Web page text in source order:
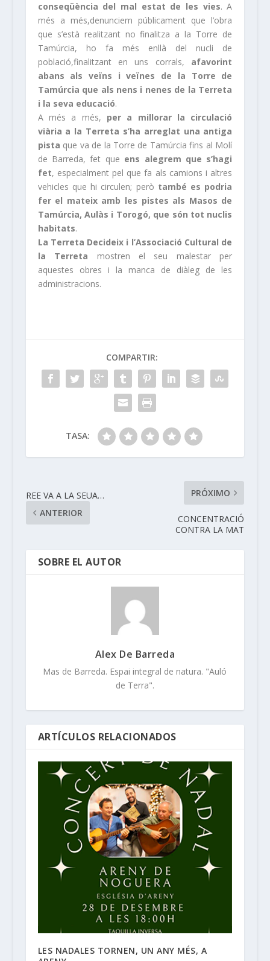
conseqüència del mal estat de les vies. A
més a més,denunciem públicament que l’obra
que s’està realitzant no finalitza a la Torre de
Tamúrcia, ho fa més enllà del nucli de
població,finalitzant en uns corrals, afavorint
abans als veïns i veïnes de la Torre de
Tamúrcia que als nens i nenes de la Terreta
i la seva educació.
A més a més, per a millorar la circulació
viària a la Terreta s’ha arreglat una antiga
pista que va de la Torre de Tamúrcia fins al Molí
de Barreda, fet que ens alegrem que s’hagi
fet, especialment pel que fa als camions i altres
vehicles que hi circulen; però també es podria
fer el mateix amb les pistes als Masos de
Tamúrcia, Aulàs i Torogó, que són tot nuclis
habitats.
La Terreta Decideix i l’Associació Cultural de
la Terreta mostren el seu malestar per
aquestes obres i la manca de diàleg de les
administracions.
COMPARTIR:
TASA:
REE VA A LA SEUA…
ANTERIOR
PRÓXIMO
CONCENTRACIÓ
CONTRA LA MAT
SOBRE EL AUTOR
Alex De Barreda
Mas de Barreda. Espai integral de natura. "Auló
de Terra".
ARTÍCULOS RELACIONADOS
LES NADALES TORNEN, UN ANY MÉS, A